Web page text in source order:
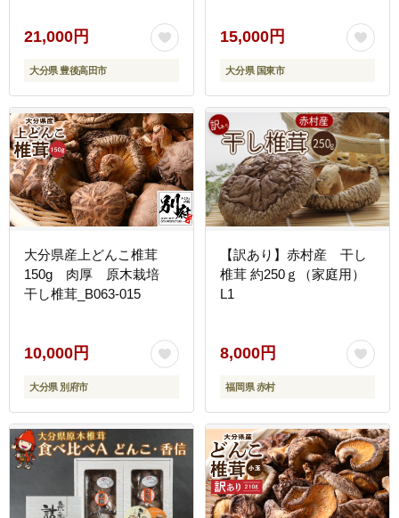
21,000円
大分県 豊後高田市
15,000円
大分県 国東市
大分県産上どんこ椎茸
150g 肉厚 原木栽培
干し椎茸_B063-015
10,000円
大分県 別府市
【訳あり】赤村産 干し
椎茸 約250ｇ（家庭用）
L1
8,000円
福岡県 赤村